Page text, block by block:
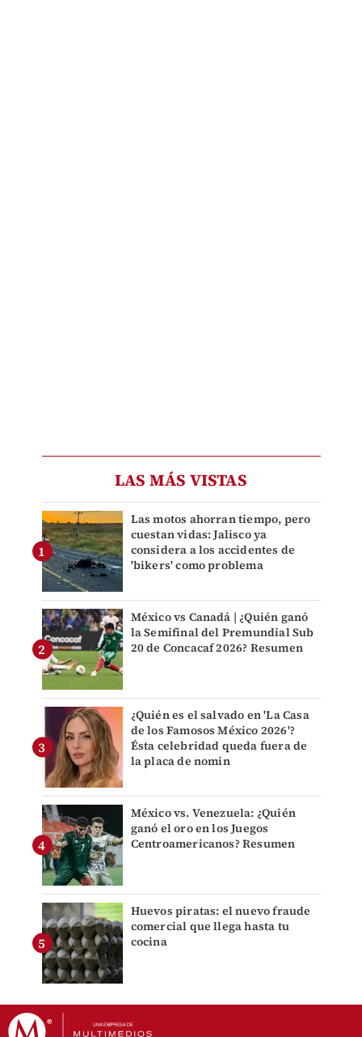
LAS MÁS VISTAS
Las motos ahorran tiempo, pero
cuestan vidas: Jalisco ya
considera a los accidentes de
'bikers' como problema
México vs Canadá | ¿Quién ganó
la Semifinal del Premundial Sub
20 de Concacaf 2026? Resumen
¿Quién es el salvado en 'La Casa
de los Famosos México 2026'?
Ésta celebridad queda fuera de
la placa de nomin
México vs. Venezuela: ¿Quién
ganó el oro en los Juegos
Centroamericanos? Resumen
Huevos piratas: el nuevo fraude
comercial que llega hasta tu
cocina